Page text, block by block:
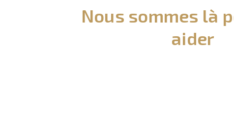
Nous sommes là
aider